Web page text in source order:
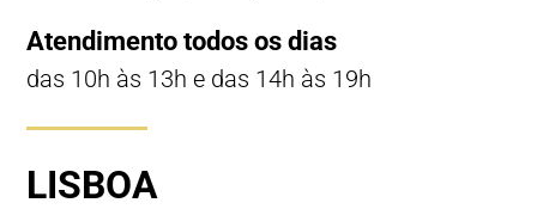
Atendimento todos os dias
das 10h às 13h e das 14h às 19h
LISBOA